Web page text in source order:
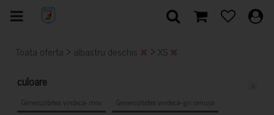
Toata oferta > albastru deschis > XS
culoare
Generozitatea vindecă- mov
Generozitatea vindecă- gri cenușă